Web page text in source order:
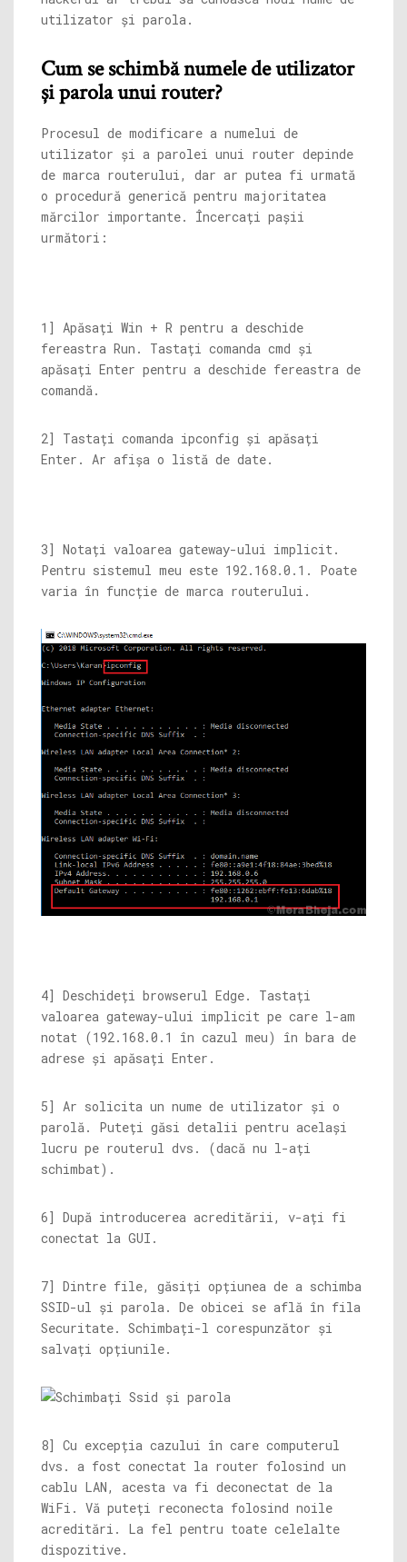
utilizator și parola.
Cum se schimbă numele de utilizator
și parola unui router?
Procesul de modificare a numelui de
utilizator și a parolei unui router depinde
de marca routerului, dar ar putea fi urmată
o procedură generică pentru majoritatea
mărcilor importante. Încercați pașii
următori:
1] Apăsați Win + R pentru a deschide
fereastra Run. Tastați comanda cmd și
apăsați Enter pentru a deschide fereastra de
comandă.
2] Tastați comanda ipconfig și apăsați
Enter. Ar afișa o listă de date.
3] Notați valoarea gateway-ului implicit.
Pentru sistemul meu este 192.168.0.1. Poate
varia în funcție de marca routerului.
4] Deschideți browserul Edge. Tastați
valoarea gateway-ului implicit pe care l-am
notat (192.168.0.1 în cazul meu) în bara de
adrese și apăsați Enter.
5] Ar solicita un nume de utilizator și o
parolă. Puteți găsi detalii pentru același
lucru pe routerul dvs. (dacă nu l-ați
schimbat).
6] După introducerea acreditării, v-ați fi
conectat la GUI.
7] Dintre file, găsiți opțiunea de a schimba
SSID-ul și parola. De obicei se află în fila
Securitate. Schimbați-l corespunzător și
salvați opțiunile.
8] Cu excepția cazului în care computerul
dvs. a fost conectat la router folosind un
cablu LAN, acesta va fi deconectat de la
WiFi. Vă puteți reconecta folosind noile
acreditări. La fel pentru toate celelalte
dispozitive.